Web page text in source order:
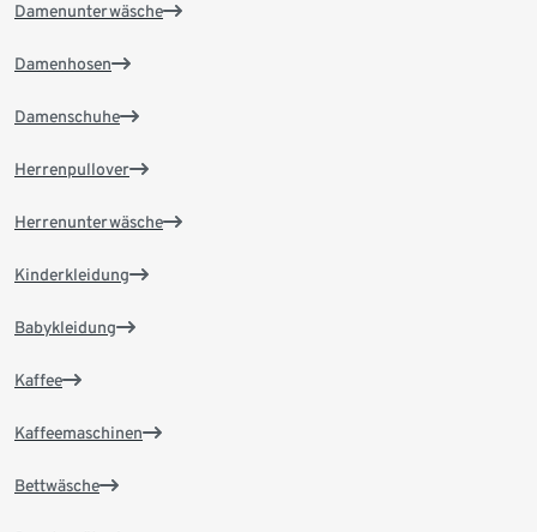
Damenunterwäsche
Damenhosen
Damenschuhe
Herrenpullover
Herrenunterwäsche
Kinderkleidung
Babykleidung
Kaffee
Kaffeemaschinen
Bettwäsche